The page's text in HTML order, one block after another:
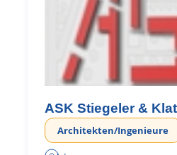
ASK Stiegeler &
Architekten/Ingenieure